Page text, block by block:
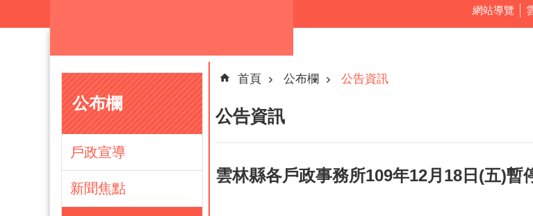
網站導覽
公布欄
戶政宣導
新聞焦點
首頁 公布欄 公告資訊
公告資訊
雲林縣各戶政事務所109年12月18日(五)暫